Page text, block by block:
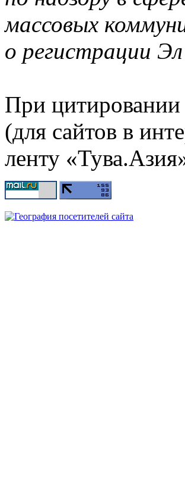
массовых
о регистрации
При цитировании
(для сайтов в
ленту